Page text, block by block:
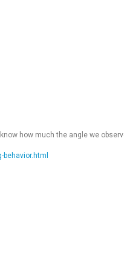
how much the angle we
2022
dans la vallée du Verdon